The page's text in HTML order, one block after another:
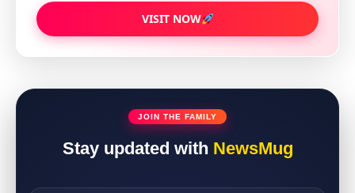
VISIT NOW
JOIN THE FAMILY
Stay updated with NewsMug